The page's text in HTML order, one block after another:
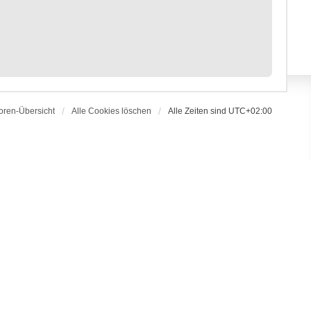
Übersicht Alle Cookies löschen Alle Zeiten sind UTC+02:00